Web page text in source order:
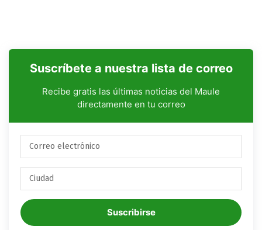
Suscríbete a nuestra lista de correo
Recibe gratis las últimas noticias del Maule
directamente en tu correo
Suscribirse